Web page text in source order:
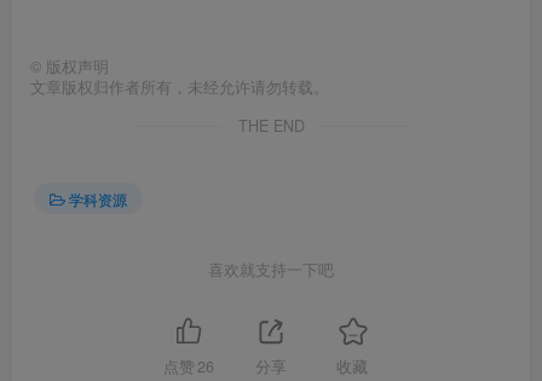
© 版权声明
文章版权归作者所有，未经允许请勿转载。
THE END
学科资源
喜欢就支持一下吧
点赞 26 分享 收藏